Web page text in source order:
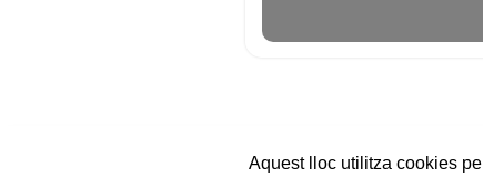
Aquest lloc utilitza cookies